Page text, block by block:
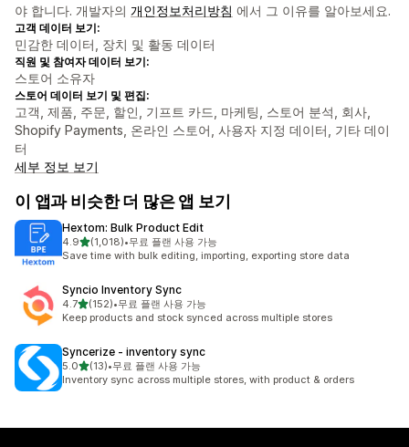
야 합니다. 개발자의 개인정보처리방침 에서 그 이유를 알아보세요.
고객 데이터 보기:
민감한 데이터, 장치 및 활동 데이터
직원 및 참여자 데이터 보기:
스토어 소유자
스토어 데이터 보기 및 편집:
고객, 제품, 주문, 할인, 기프트 카드, 마케팅, 스토어 분석, 회사,
Shopify Payments, 온라인 스토어, 사용자 지정 데이터, 기타 데이
터
세부 정보 보기
이 앱과 비슷한 더 많은 앱 보기
Hextom: Bulk Product Edit
4.9별 5개 중
(1,018)
총 리뷰 1018개
•무료 플랜 사용 가능
Save time with bulk editing, importing, exporting store data
Syncio Inventory Sync
4.7별 5개 중
(152)
총 리뷰 152개
•무료 플랜 사용 가능
Keep products and stock synced across multiple stores
Syncerize ‑ inventory sync
5.0별 5개 중
(13)
총 리뷰 13개
•무료 플랜 사용 가능
Inventory sync across multiple stores, with product & orders